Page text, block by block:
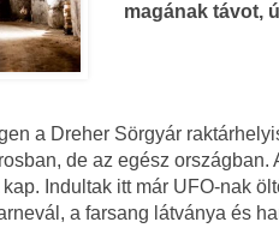
magának távot,
a Dreher Sörgyár
de az egész
Indultak itt már UFO-nak
a farsang látványa és